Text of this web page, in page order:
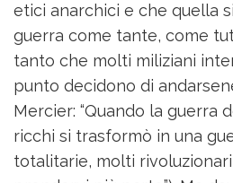
etici anarchici e che quella
guerra come tante, come
tanto che molti miliziani
punto decidono di
Mercier: “Quando la guerra
ricchi si trasformò in una
totalitarie, molti